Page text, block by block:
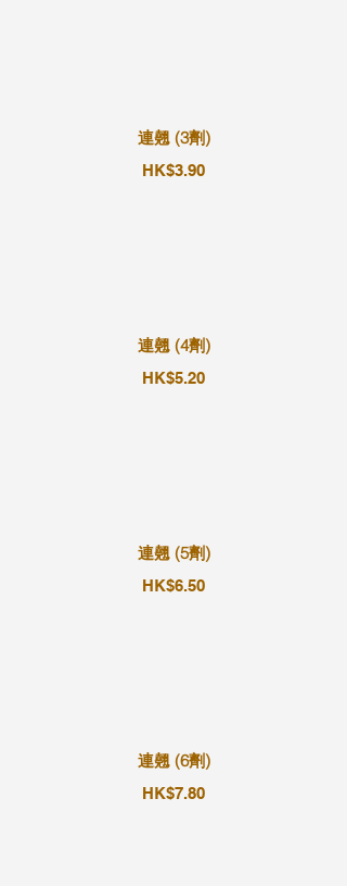
連翹 (3劑)
HK$3.90
連翹 (4劑)
HK$5.20
連翹 (5劑)
HK$6.50
連翹 (6劑)
HK$7.80